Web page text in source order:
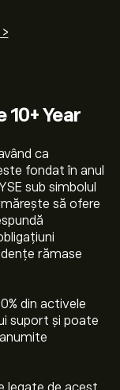
10+ Year
ca
fondat în anul
sub simbolul
să ofere
rămase
din activele
suport și poate
USD Bond ETF